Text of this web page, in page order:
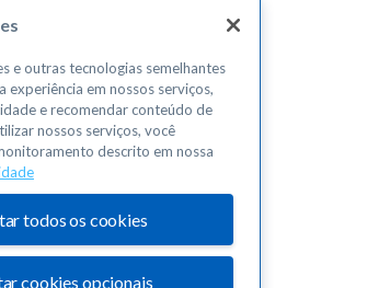
e outras tecnologias semelhantes
experiência em nossos serviços,
e recomendar conteúdo de
nossos serviços, você
descrito em nossa
todos os cookies
cookies opcionais